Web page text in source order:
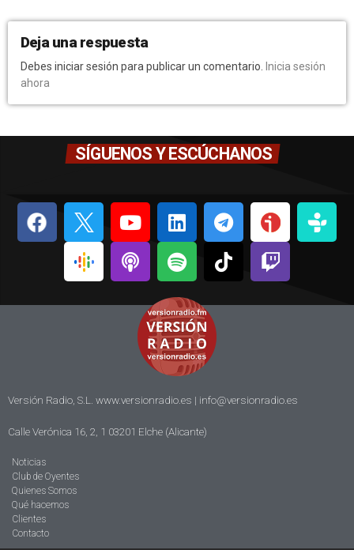
Deja una respuesta
Debes iniciar sesión para publicar un comentario. Inicia sesión
ahora
SÍGUENOS Y ESCÚCHANOS
Versión Radio, S.L. www.versionradio.es | info@versionradio.es
Calle Verónica 16, 2, 1 03201 Elche (Alicante)
Noticias
Club de Oyentes
Quienes Somos
Qué hacemos
Clientes
Contacto